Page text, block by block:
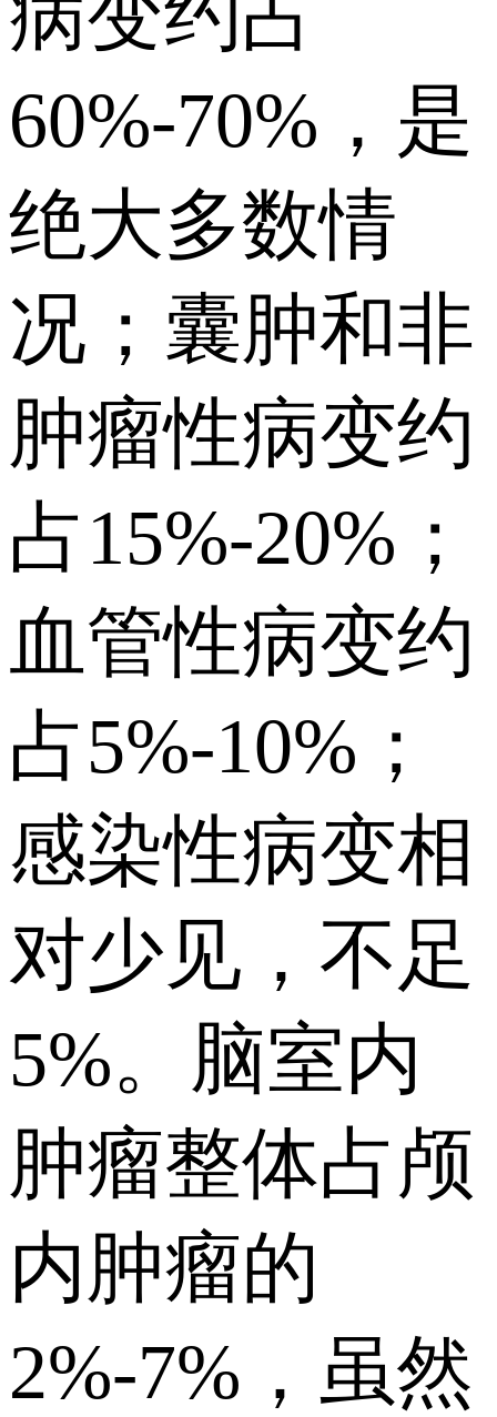
60%-70%，是
绝大多数情
况；囊肿和非
肿瘤性病变约
占15%-20%；
血管性病变约
占5%-10%；
感染性病变相
对少见，不足
5%。脑室内
肿瘤整体占颅
内肿瘤的
2%-7%，虽然